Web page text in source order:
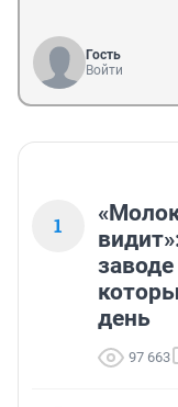
Гость
Войти
1
день
97 663